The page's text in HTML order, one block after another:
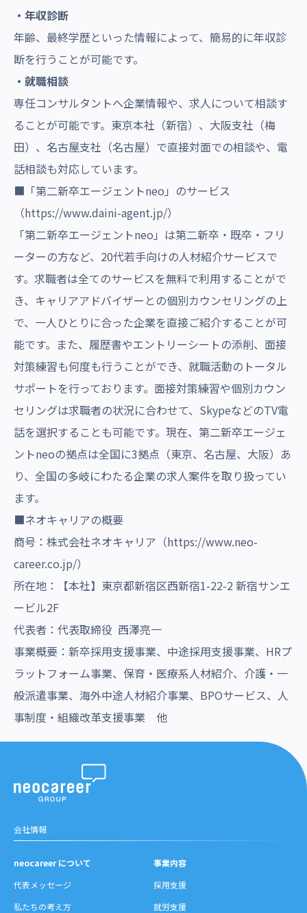
・年収診断
年齢、最終学歴といった情報によって、簡易的に年収診
断を行うことが可能です。
・就職相談
専任コンサルタントへ企業情報や、求人について相談す
ることが可能です。東京本社（新宿）、大阪支社（梅
田）、名古屋支社（名古屋）で直接対面での相談や、電
話相談も対応しています。
■「第二新卒エージェントneo」のサービス
（https://www.daini-agent.jp/）
「第二新卒エージェントneo」は第二新卒・既卒・フリ
ーターの方など、20代若手向けの人材紹介サービスで
す。求職者は全てのサービスを無料で利用することがで
き、キャリアアドバイザーとの個別カウンセリングの上
で、一人ひとりに合った企業を直接ご紹介することが可
能です。また、履歴書やエントリーシートの添削、面接
対策練習も何度も行うことができ、就職活動のトータル
サポートを行っております。面接対策練習や個別カウン
セリングは求職者の状況に合わせて、SkypeなどのTV電
話を選択することも可能です。現在、第二新卒エージェ
ントneoの拠点は全国に3拠点（東京、名古屋、大阪）あ
り、全国の多岐にわたる企業の求人案件を取り扱ってい
ます。
■ネオキャリアの概要
商号：株式会社ネオキャリア（https://www.neo-
career.co.jp/）
所在地：【本社】東京都新宿区西新宿1-22-2 新宿サンエ
ービル2F
代表者：代表取締役 西澤亮一
事業概要：新卒採用支援事業、中途採用支援事業、HRプ
ラットフォーム事業、保育・医療系人材紹介、介護・一
般派遣事業、海外中途人材紹介事業、BPOサービス、人
事制度・組織改革支援事業 他
会社情報
neocareer について
代表メッセージ
私たちの考え方
事業内容
採用支援
就労支援